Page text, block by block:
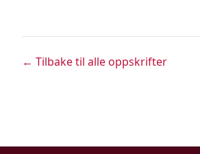
← Tilbake til alle oppskrifter